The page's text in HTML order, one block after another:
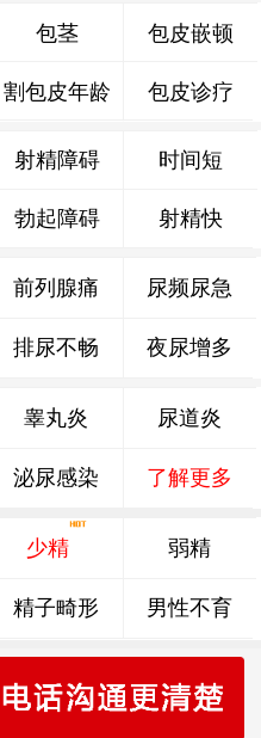
包茎
割包皮年龄
包皮嵌顿
包皮诊疗
射精障碍
勃起障碍
时间短
射精快
前列腺痛 尿频尿急
排尿不畅 夜尿增多
睾丸炎 尿道炎
泌尿感染 了解更多
少精 弱精
精子畸形 男性不育